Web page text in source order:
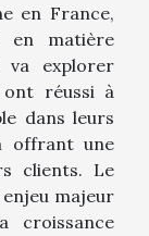
en France,
en matière
va explorer
ont réussi à
dans leurs
offrant une
clients. Le
majeur
croissance